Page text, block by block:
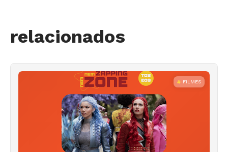
relacionados
FILMES